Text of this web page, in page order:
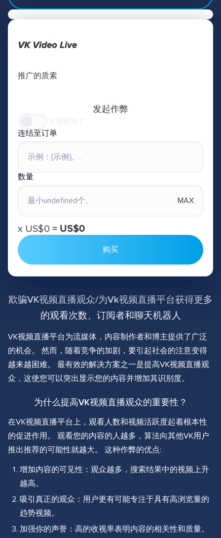
VK Video Live
推广的质素
发起作弊
连结至订单
数量
MAX
х US$0 = US$0
购买
欺骗VK视频直播观众/为Vk视频直播平台获得更多
的观看次数、订阅者和聊天机器人
VK视频直播平台为流媒体，内容制作者和博主提供了广泛
的机会。 然而，随着竞争的加剧，要引起社会的注意变得
越来越困难。 最有效的解决方案之一是提高VK视频直播观
众，这使您可以突出显示您的内容并增加其识别度。
为什么提高VK视频直播观众的重要性？
在VK视频直播平台上，观看人数和视频活跃度起着根本性
的促进作用。 观看您的内容的人越多，算法向其他VK用户
推出推荐的可能性就越大。 这种作弊的优点:
增加内容的可见性：观众越多，搜索结果中的视频上升
越高。
吸引真正的观众：用户更有可能专注于具有高浏览量的
趋势视频。
加强你的声誉：高的收视率表明内容的相关性和质量。